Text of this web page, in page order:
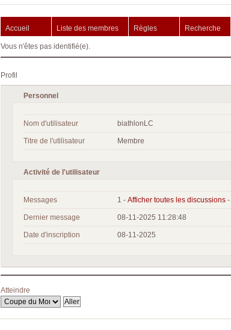
Accueil Liste des membres Règles Recherche
Vous n'êtes pas identifié(e).
Profil
Personnel
Nom d'utilisateur biathlonLC
Titre de l'utilisateur Membre
Activité de l'utilisateur
Messages 1 - Afficher toutes les discussions -
Dernier message 08-11-2025 11:28:48
Date d'inscription 08-11-2025
Atteindre